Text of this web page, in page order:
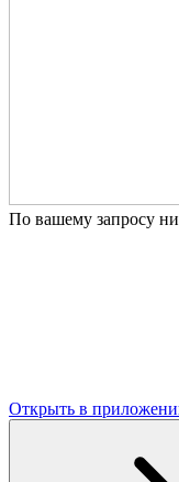
По вашему запросу
Открыть в